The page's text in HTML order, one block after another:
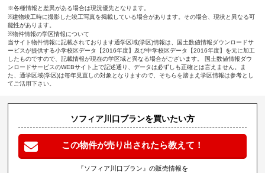
※各種情報と差異がある場合は現況優先となります。
※建物竣工時に撮影した竣工写真を掲載している場合があります。その場合、現状と異なる可
能性があります。
※物件情報の学区情報について
当サイト物件情報に記載されております通学区域(学区)情報は、国土数値情報ダウンロードサ
ービスが提供する小学校区データ【2016年度】及び中学校区データ【2016年度】を元に加工
したものですので、記載情報が現在の学区域と異なる場合がございます。 国土数値情報ダウ
ンロードサービスのWEBサイト上で記述通り、データは必ずしも正確とは言えません。ま
た、通学区域(学区)は毎年見直しの対象となりますので、そちらを踏まえ学区情報は参考とし
てご活用下さい。
ソフィア川口ブランを買いたい方
この物件が売り出されたら教えて！
『ソフィア川口ブラン』の販売情報を